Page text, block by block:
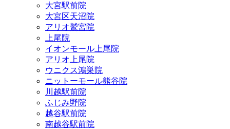
大宮駅前院
大宮区天沼院
アリオ鷲宮院
上尾院
イオンモール上尾院
アリオ上尾院
ウニクス鴻巣院
ニットーモール熊谷院
川越駅前院
ふじみ野院
越谷駅前院
南越谷駅前院